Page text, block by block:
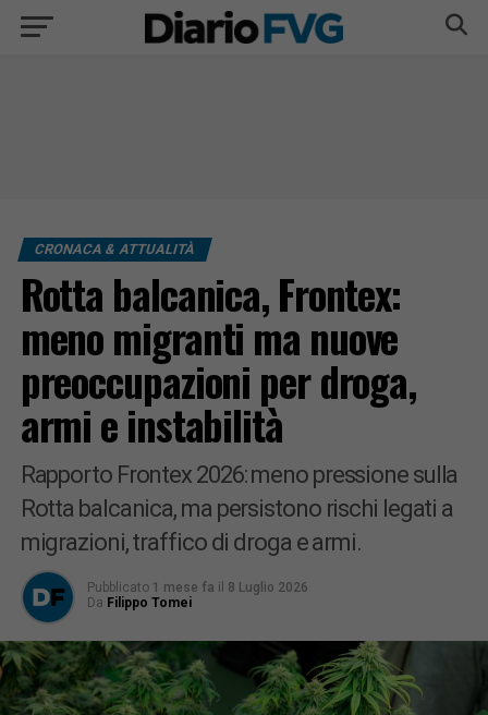
CRONACA & ATTUALITÀ
Rotta balcanica, Frontex:
meno migranti ma nuove
preoccupazioni per droga,
armi e instabilità
Rapporto Frontex 2026: meno pressione sulla
Rotta balcanica, ma persistono rischi legati a
migrazioni, traffico di droga e armi.
Pubblicato 1 mese fa il 8 Luglio 2026
Da Filippo Tomei